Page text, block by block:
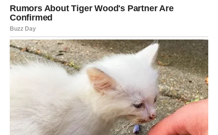
Najveća želja koju ste nosili u srcu konačno počinje da
se ostvaruje.
Blizanci
Blizanci danas privlače pažnju gde god da se pojave.
Njihov šarm biće posebno izražen, pa će mnogi poželeti
da budu u njihovoj blizini.